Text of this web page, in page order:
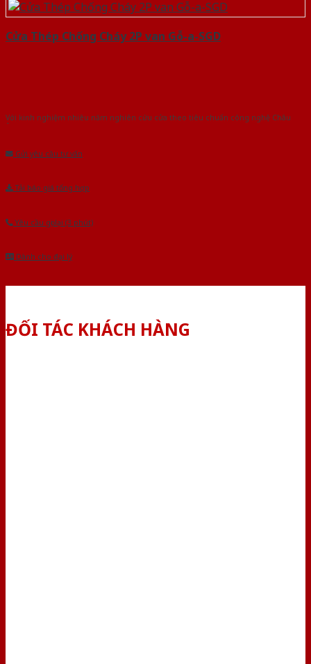
Cửa Thép Chống Cháy 2P van Gỗ-a-SGD
Với kinh nghiệm nhiêu năm nghiên cứu cửa theo tiêu chuẩn công nghệ Châu
Gửi yêu cầu tư vấn
Tải báo giá tổng hợp
Yêu cầu gọi lại (3 phút)
Dành cho đại lý
ĐỐI TÁC KHÁCH HÀNG